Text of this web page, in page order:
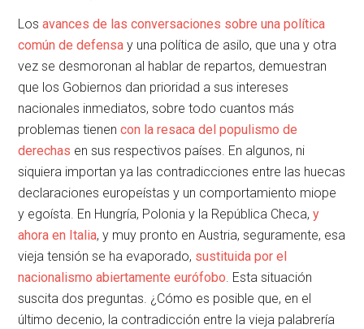
Losavances de las conversaciones sobre una política
común de defensa y una política de asilo, que una y otra
vez se desmoronan al hablar de repartos, demuestran
que los Gobiernos dan prioridad a sus intereses
nacionales inmediatos, sobre todo cuantos más
problemas tienencon la resaca del populismo de
derechas en sus respectivos países. En algunos, ni
siquiera importan ya las contradicciones entre las huecas
declaraciones europeístas y un comportamiento miope
y egoísta. En Hungría, Polonia y la República Checa,y
ahora en Italia, y muy pronto en Austria, seguramente, esa
vieja tensión se ha evaporado, sustituida por el
nacionalismo abiertamente eurófobo . Esta situación
suscita dos preguntas. ¿Cómo es posible que, en el
último decenio, la contradicción entre la vieja palabrería